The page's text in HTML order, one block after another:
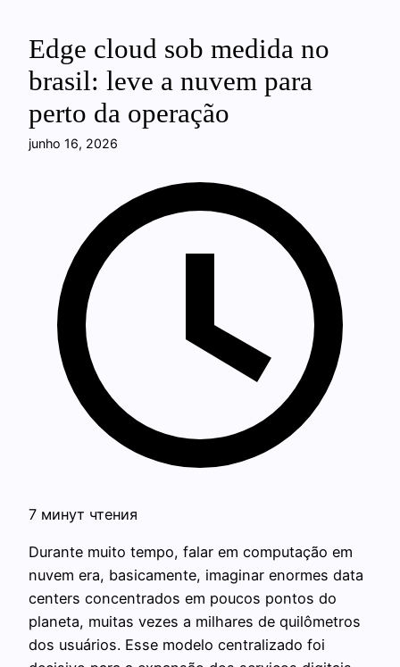
Edge cloud sob medida no
brasil: leve a nuvem para
perto da operação
junho 16, 2026
7 минут чтения
Durante muito tempo, falar em computação em
nuvem era, basicamente, imaginar enormes data
centers concentrados em poucos pontos do
planeta, muitas vezes a milhares de quilômetros
dos usuários. Esse modelo centralizado foi